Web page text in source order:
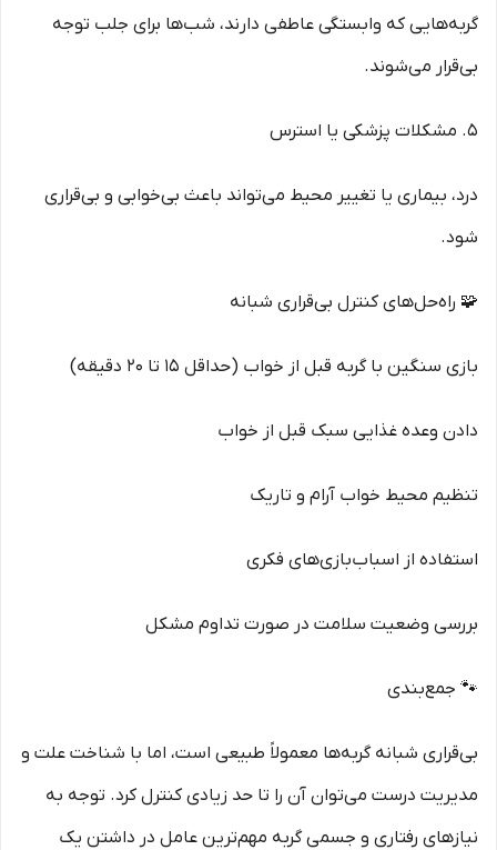
گربه‌هایی که وابستگی عاطفی دارند، شب‌ها برای جلب توجه
بی‌قرار می‌شوند.
5. مشکلات پزشکی یا استرس
درد، بیماری یا تغییر محیط می‌تواند باعث بی‌خوابی و بی‌قراری
شود.
🧩 راه‌حل‌های کنترل بی‌قراری شبانه
بازی سنگین با گربه قبل از خواب (حداقل 15 تا 20 دقیقه)
دادن وعده غذایی سبک قبل از خواب
تنظیم محیط خواب آرام و تاریک
استفاده از اسباب‌بازی‌های فکری
بررسی وضعیت سلامت در صورت تداوم مشکل
🐾 جمع‌بندی
بی‌قراری شبانه گربه‌ها معمولاً طبیعی است، اما با شناخت علت و
مدیریت درست می‌توان آن را تا حد زیادی کنترل کرد. توجه به
نیازهای رفتاری و جسمی گربه مهم‌ترین عامل در داشتن یک